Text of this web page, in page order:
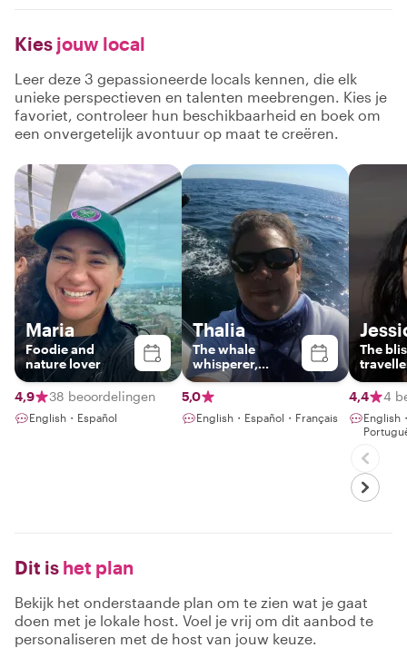
Kies jouw local
Leer deze 3 gepassioneerde locals kennen, die elk
unieke perspectieven en talenten meebrengen. Kies je
favoriet, controleer hun beschikbaarheid en boek om
een onvergetelijk avontuur op maat te creëren.
Maria
Foodie and
nature lover
4,9 38 beoordelingen
English・Español
Thalia
The whale
whisperer,
certified guide
5,0
English・Español・Français
The
4,4 4
English
Dit is het plan
Bekijk het onderstaande plan om te zien wat je gaat
doen met je lokale host. Voel je vrij om dit aanbod te
personaliseren met de host van jouw keuze.